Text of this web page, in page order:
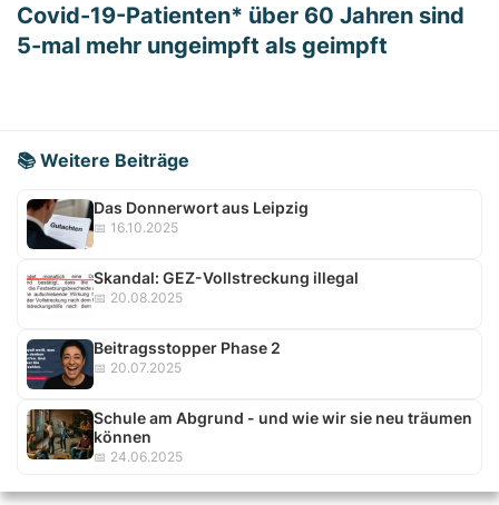
Covid-19-Patienten* über 60 Jahren sind
5-mal mehr ungeimpft als geimpft
📚 Weitere Beiträge
Das Donnerwort aus Leipzig
📅 16.10.2025
Skandal: GEZ-Vollstreckung illegal
📅 20.08.2025
Beitragsstopper Phase 2
📅 20.07.2025
Schule am Abgrund - und wie wir sie neu träumen
können
📅 24.06.2025